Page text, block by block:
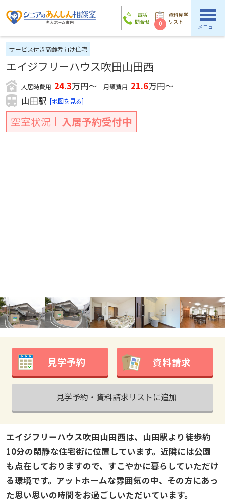
電話
問合せ
資料見学
リスト
0 メニュー
サービス付き高齢者向け住宅
エイジフリーハウス吹田山田西
入居時費用 24.3万円～ 月額費用 21.6万円～
山田駅 [地図を見る]
空室状況 入居予約受付中
見学予約 資料請求
見学予約・資料請求リストに追加
エイジフリーハウス吹田山田西は、山田駅より徒歩約
10分の閑静な住宅街に位置しています。近隣には公園
も点在しておりますので、すこやかに暮らしていただけ
る環境です。アットホームな雰囲気の中、その方にあっ
た思い思いの時間をお過ごしいただいています。